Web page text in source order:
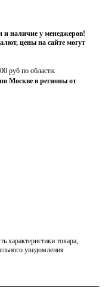
и наличие у менеджеров!
цены на сайте могут
руб по области.
Москве в регионы от
характеристики товара,
уведомления